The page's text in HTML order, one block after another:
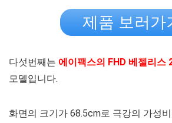
제품 보러가
다섯번째는 에이팩스의 FHD 베젤리스
모델입니다.
화면의 크기가 68.5cm로 극강의 가성